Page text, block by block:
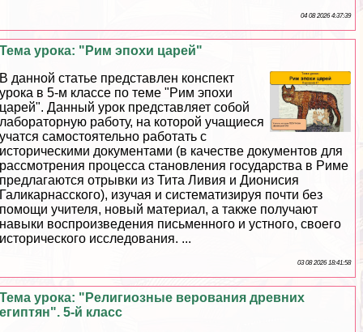
04 08 2026 4:37:39
Тема урока: "Рим эпохи царей"
В данной статье представлен конспект
урока в 5-м классе по теме "Рим эпохи
царей". Данный урок представляет собой
лабораторную работу, на которой учащиеся
учатся самостоятельно работать с
историческими документами (в качестве документов для
рассмотрения процесса становления государства в Риме
предлагаются отрывки из Тита Ливия и Дионисия
Галикарнасского), изучая и систематизируя почти без
помощи учителя, новый материал, а также получают
навыки воспроизведения письменного и устного, своего
исторического исследования. ...
03 08 2026 18:41:58
Тема урока: "Религиозные верования древних
египтян". 5-й класс